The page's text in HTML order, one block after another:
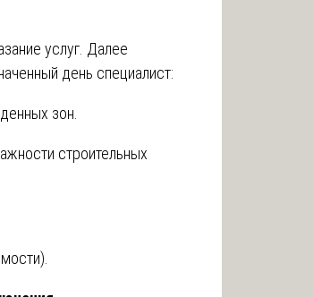
услуг. Далее
день специалист:
зон.
строительных